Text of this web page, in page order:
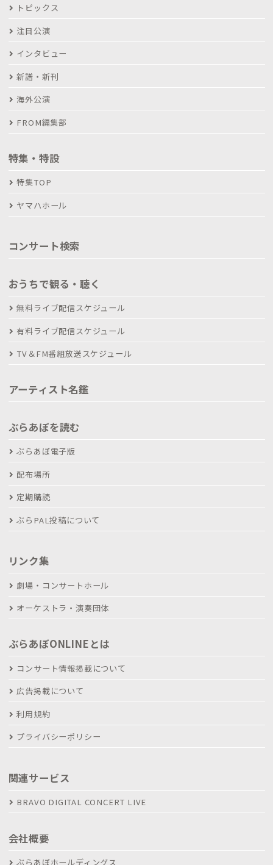
トピックス
注目公演
インタビュー
新譜・新刊
海外公演
FROM編集部
特集・特設
特集TOP
ヤマハホール
コンサート検索
おうちで観る・聴く
無料ライブ配信スケジュール
有料ライブ配信スケジュール
TV＆FM番組放送スケジュール
アーティスト名鑑
ぶらあぼを読む
ぶらあぼ電子版
配布場所
定期購読
ぶらPAL投稿について
リンク集
劇場・コンサートホール
オーケストラ・演奏団体
ぶらあぼONLINEとは
コンサート情報掲載について
広告掲載について
利用規約
プライバシーポリシー
関連サービス
BRAVO DIGITAL CONCERT LIVE
会社概要
ぶらあぼホールディングス